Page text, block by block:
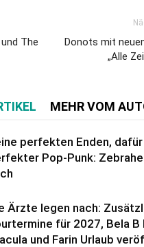
The
Donots mit
„Alle
MEHR VOM
perfekten Enden, dafür
Pop-Punk:
Ärzte legen nach:
für 2027, Bela B
und Farin Urlaub